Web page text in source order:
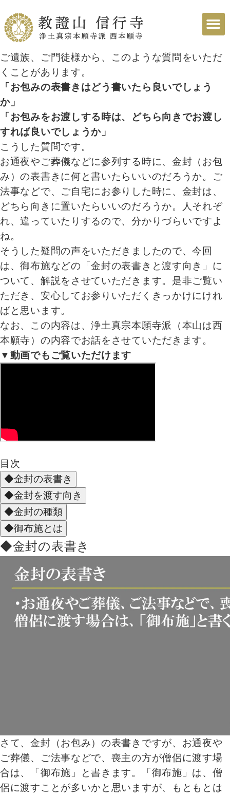
ご遺族、ご門徒様から、このような質問をいただ
くことがあります。
「お包みの表書きはどう書いたら良いでしょう
か」
「お包みをお渡しする時は、どちら向きでお渡し
すれば良いでしょうか」
こうした質問です。
お通夜やご葬儀などに参列する時に、金封（お包
み）の表書きに何と書いたらいいのだろうか。ご
法事などで、ご自宅にお参りした時に、金封は、
どちら向きに置いたらいいのだろうか。人それぞ
れ、違っていたりするので、分かりづらいですよ
ね。
そうした疑問の声をいただきましたので、今回
は、御布施などの「金封の表書きと渡す向き」に
ついて、解説をさせていただきます。是非ご覧い
ただき、安心してお参りいただくきっかけにけれ
ばと思います。
なお、この内容は、浄土真宗本願寺派（本山は西
本願寺）の内容でお話をさせていただきます。
▼動画でもご覧いただけます
目次
◆金封の表書き
◆金封を渡す向き
◆金封の種類
◆御布施とは
◆金封の表書き
さて、金封（お包み）の表書きですが、お通夜や
ご葬儀、ご法事などで、喪主の方が僧侶に渡す場
合は、「御布施」と書きます。「御布施」は、僧
侶に渡すことが多いかと思いますが、もともとは